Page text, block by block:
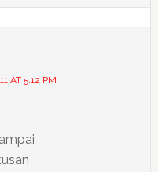
AT 5:12 PM